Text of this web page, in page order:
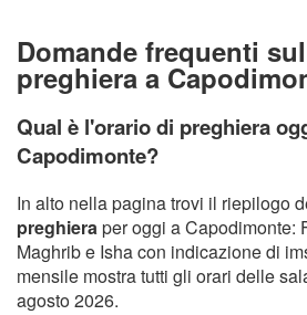
Domande frequenti
preghiera a
Qual è l'orario di preghiera
Capodimonte?
In alto nella pagina trovi il riepilogo
preghieraper oggi a Capodimonte:
Maghrib e Isha con indicazione di
mensile mostra tutti gli orari delle
agosto 2026.